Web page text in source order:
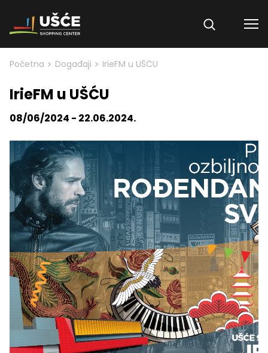
Skip to content
Početna > Događaji > IrieFM u UŠĆU
IrieFM u UŠĆU
08/06/2024 - 22.06.2024.